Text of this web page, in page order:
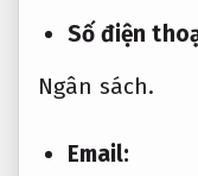
Số điện
Ngân sách.
Email: